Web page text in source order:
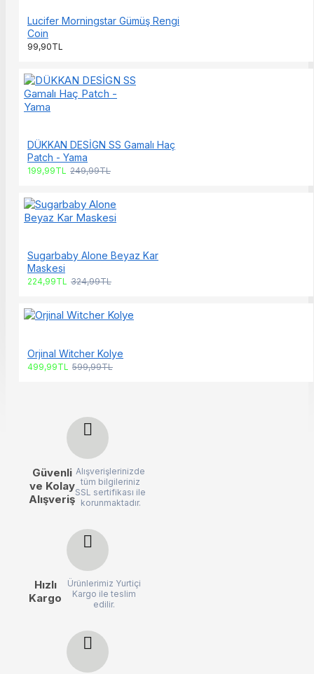
Lucifer Morningstar Gümüş Rengi
Coin
99,90TL
DÜKKAN DESİGN SS Gamalı Haç
Patch - Yama
199,99TL 249,99TL
Sugarbaby Alone Beyaz Kar
Maskesi
224,99TL 324,99TL
Orjinal Witcher Kolye
499,99TL 599,99TL
Güvenli
ve Kolay
Alışveriş
Alışverişlerinizde
tüm bilgileriniz
SSL sertifikası ile
korunmaktadır.
Hızlı
Kargo
Ürünlerimiz Yurtiçi
Kargo ile teslim
edilir.